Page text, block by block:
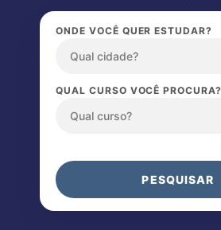
ONDE VOCÊ QUER ESTUDAR?
QUAL CURSO VOCÊ PROCURA?
PESQUISAR